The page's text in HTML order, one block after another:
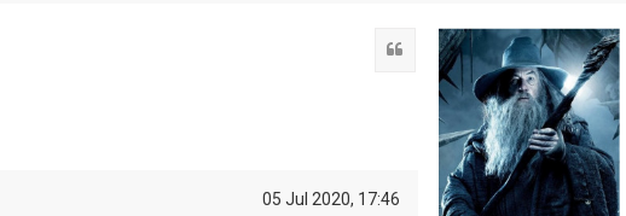
Citação
05 Jul 2020, 17:46